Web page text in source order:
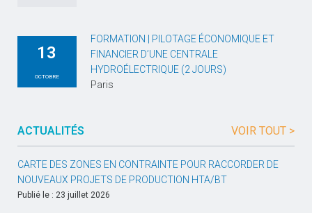
13
OCTOBRE
FORMATION | PILOTAGE ÉCONOMIQUE ET
FINANCIER D’UNE CENTRALE
HYDROÉLECTRIQUE (2 JOURS)
Paris
ACTUALITÉS VOIR TOUT >
CARTE DES ZONES EN CONTRAINTE POUR RACCORDER DE
NOUVEAUX PROJETS DE PRODUCTION HTA/BT
Publié le : 23 juillet 2026